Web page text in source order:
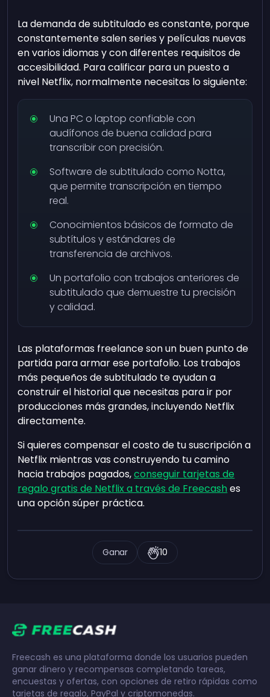
La demanda de subtitulado es constante, porque
constantemente salen series y películas nuevas
en varios idiomas y con diferentes requisitos de
accesibilidad. Para calificar para un puesto a
nivel Netflix, normalmente necesitas lo siguiente:
Una PC o laptop confiable con
audífonos de buena calidad para
transcribir con precisión.
Software de subtitulado como Notta,
que permite transcripción en tiempo
real.
Conocimientos básicos de formato de
subtítulos y estándares de
transferencia de archivos.
Un portafolio con trabajos anteriores de
subtitulado que demuestre tu precisión
y calidad.
Las plataformas freelance son un buen punto de
partida para armar ese portafolio. Los trabajos
más pequeños de subtitulado te ayudan a
construir el historial que necesitas para ir por
producciones más grandes, incluyendo Netflix
directamente.
Si quieres compensar el costo de tu suscripción a
Netflix mientras vas construyendo tu camino
hacia trabajos pagados,conseguir tarjetas de
regalo gratis de Netflix a través de Freecashes
una opción súper práctica.
Ganar 10
Freecash es una plataforma donde los usuarios pueden
ganar dinero y recompensas completando tareas,
encuestas y ofertas, con opciones de retiro rápidas como
tarjetas de regalo, PayPal y criptomonedas.